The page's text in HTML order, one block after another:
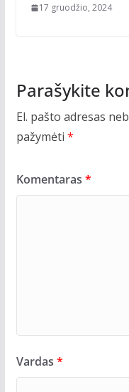
17 gruodžio, 2024
Parašykite
El. pašto adresas
pažymėti *
Komentaras *
Vardas *